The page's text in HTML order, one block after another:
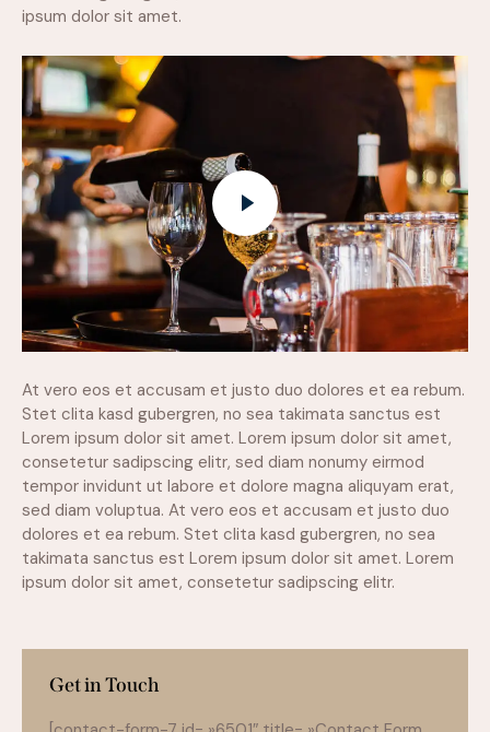
ipsum dolor sit amet.
At vero eos et accusam et justo duo dolores et ea rebum.
Stet clita kasd gubergren, no sea takimata sanctus est
Lorem ipsum dolor sit amet. Lorem ipsum dolor sit amet,
consetetur sadipscing elitr, sed diam nonumy eirmod
tempor invidunt ut labore et dolore magna aliquyam erat,
sed diam voluptua. At vero eos et accusam et justo duo
dolores et ea rebum. Stet clita kasd gubergren, no sea
takimata sanctus est Lorem ipsum dolor sit amet. Lorem
ipsum dolor sit amet, consetetur sadipscing elitr.
Get in Touch